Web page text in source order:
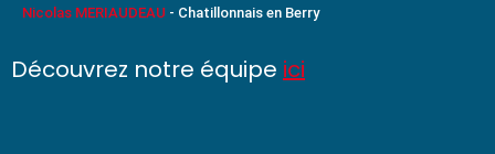
Nicolas MERIAUDEAU - Chatillonnais en Berry
Découvrez notre équipe ici